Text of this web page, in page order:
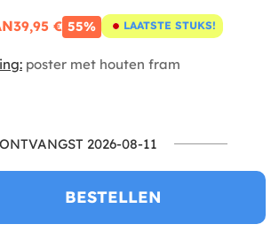
39,95 € 55% LAATSTE STUKS!
poster met houten fram
ONTVANGST 2026-08-11
BESTELLEN